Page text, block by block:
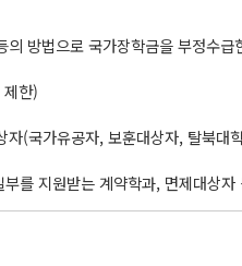
의 방법으로 국가장학금을 부정수급
한)
(국가유공자, 보훈대상자, 탈북대
를 지원받는 계약학과, 면제대상자